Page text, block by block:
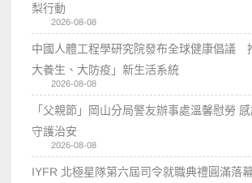
梨行動
2026-08-08
中國人體工程學研究院發布全球健康倡議
大養生、大防疫」新生活系統
2026-08-08
「父親節」岡山分局警友辦事處溫馨慰勞 感
守護治安
2026-08-08
IYFR 北極星隊第六屆司令就職典禮圓滿落